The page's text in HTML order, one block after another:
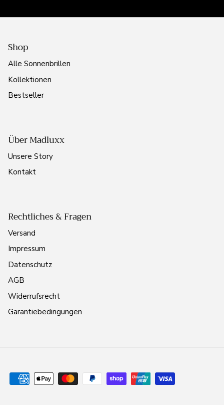
Shop
Alle Sonnenbrillen
Kollektionen
Bestseller
Über Madluxx
Unsere Story
Kontakt
Rechtliches & Fragen
Versand
Impressum
Datenschutz
AGB
Widerrufsrecht
Garantiebedingungen